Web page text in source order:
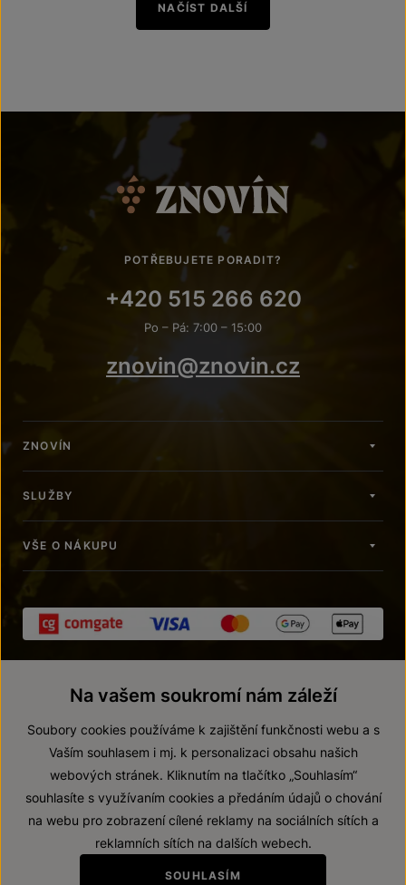
NAČÍST DALŠÍ
POTŘEBUJETE PORADIT?
+420 515 266 620
Po – Pá: 7:00 – 15:00
znovin@znovin.cz
ZNOVÍN
SLUŽBY
VŠE O NÁKUPU
© 2026 ZNOVÍN ZNOJMO, a. s.
Prohlášení o přístupnosti
Na vašem soukromí nám záleží
Soubory cookies používáme k zajištění funkčnosti webu a s
Vaším souhlasem i mj. k personalizaci obsahu našich
webových stránek. Kliknutím na tlačítko „Souhlasím“
souhlasíte s využívaním cookies a předáním údajů o chování
na webu pro zobrazení cílené reklamy na sociálních sítích a
reklamních sítích na dalších webech.
SOUHLASÍM